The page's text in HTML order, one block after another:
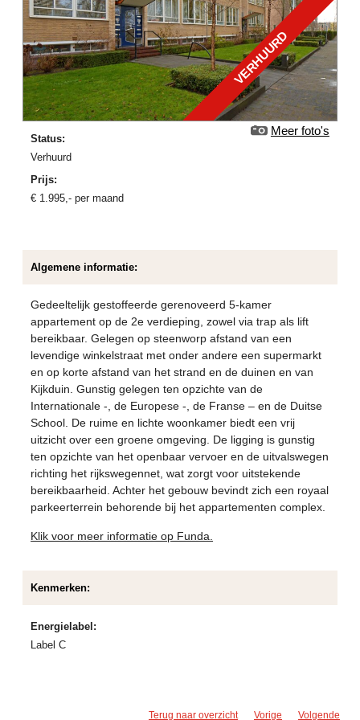
VERHUURD
Meer foto's
Status:
verhuurd
Prijs:
€ 1.995 ,- per maand
Algemene informatie:
Gedeeltelijk gestoffeerde gerenoveerd 5-kamer
appartement op de 2e verdieping, zowel via trap als lift
bereikbaar. Gelegen op steenworp afstand van een
levendige winkelstraat met onder andere een supermarkt
en op korte afstand van het strand en de duinen en van
Kijkduin. Gunstig gelegen ten opzichte van de
Internationale -, de Europese -, de Franse – en de Duitse
School. De ruime en lichte woonkamer biedt een vrij
uitzicht over een groene omgeving. De ligging is gunstig
ten opzichte van het openbaar vervoer en de uitvalswegen
richting het rijkswegennet, wat zorgt voor uitstekende
bereikbaarheid. Achter het gebouw bevindt zich een royaal
parkeerterrein behorende bij het appartementen complex.
Klik voor meer informatie op Funda.
Kenmerken:
Energielabel:
Label C
Terug naar overzicht Vorige Volgende